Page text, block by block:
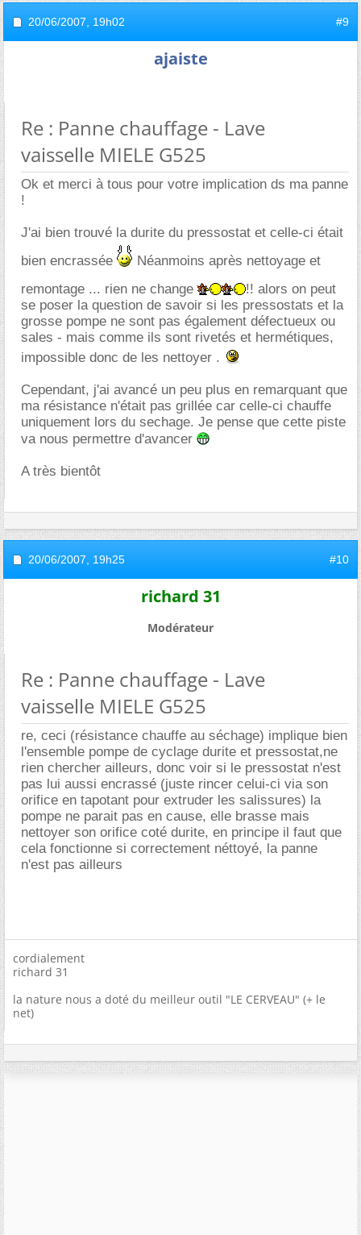
20/06/2007, 19h02 #9
ajaiste
Re : Panne chauffage - Lave
vaisselle MIELE G525
Ok et merci à tous pour votre implication ds ma panne
!
J'ai bien trouvé la durite du pressostat et celle-ci était
bien encrassée
Néanmoins après nettoyage et
remontage ... rien ne change
!! alors on peut
se poser la question de savoir si les pressostats et la
grosse pompe ne sont pas également défectueux ou
sales - mais comme ils sont rivetés et hermétiques,
impossible donc de les nettoyer .
Cependant, j'ai avancé un peu plus en remarquant que
ma résistance n'était pas grillée car celle-ci chauffe
uniquement lors du sechage. Je pense que cette piste
va nous permettre d'avancer
A très bientôt
20/06/2007, 19h25 #10
richard 31
Modérateur
Re : Panne chauffage - Lave
vaisselle MIELE G525
re, ceci (résistance chauffe au séchage) implique bien
l'ensemble pompe de cyclage durite et pressostat,ne
rien chercher ailleurs, donc voir si le pressostat n'est
pas lui aussi encrassé (juste rincer celui-ci via son
orifice en tapotant pour extruder les salissures) la
pompe ne parait pas en cause, elle brasse mais
nettoyer son orifice coté durite, en principe il faut que
cela fonctionne si correctement néttoyé, la panne
n'est pas ailleurs
cordialement
richard 31
la nature nous a doté du meilleur outil "LE CERVEAU" (+ le
net)